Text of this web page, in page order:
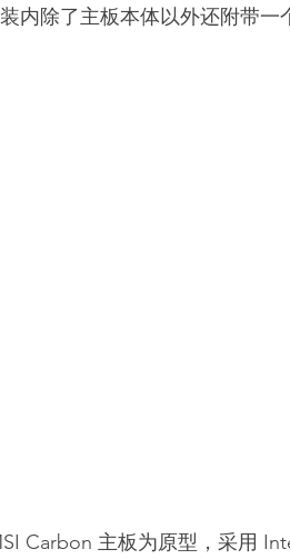
内除了主板本体以外还附带一
Carbon 主板为原型，采用